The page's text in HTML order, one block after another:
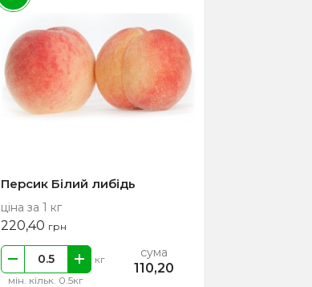
Персик Білий либідь
ціна за 1 кг
220,40 грн
мін. кільк. 0.5кг
кг сума
110,20